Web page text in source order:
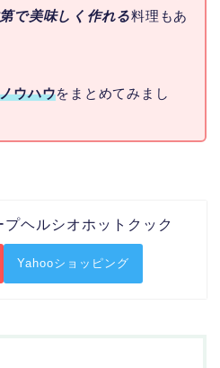
で美味しく作れる料理もあ
ウハウをまとめてみまし
ヘルシオホットクック
Yahooショッピング